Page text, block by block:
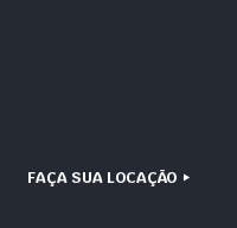
FAÇA SUA LOCAÇÃO